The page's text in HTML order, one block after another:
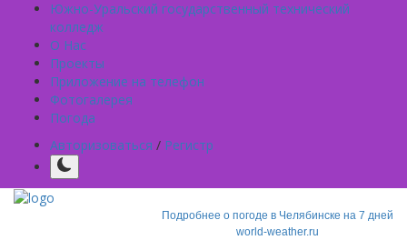
Южно-Уральский государственный технический
колледж
О Нас
Проекты
Приложение на телефон
Фотогалерея
Погода
Авторизоваться / Регистр
Подробнее о погоде в Челябинске на 7 дней
world-weather.ru